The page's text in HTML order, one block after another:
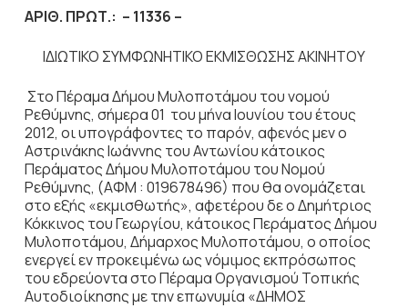
ΑΡΙΘ. ΠΡΩΤ.: – 11336 –
ΙΔΙΩΤΙΚΟ ΣΥΜΦΩΝΗΤΙΚΟ ΕΚΜΙΣΘΩΣΗΣ ΑΚΙΝΗΤΟΥ
Στο Πέραμα Δήμου Μυλοποτάμου του νομού
Ρεθύμνης, σήμερα 01 του μήνα Ιουνίου του έτους
2012, οι υπογράφοντες το παρόν, αφενός μεν ο
Αστρινάκης Ιωάννης του Αντωνίου κάτοικος
Περάματος Δήμου Μυλοποτάμου του Νομού
Ρεθύμνης, (ΑΦΜ : 019678496) που θα ονομάζεται
στο εξής «εκμισθωτής», αφετέρου δε ο Δημήτριος
Κόκκινος του Γεωργίου, κάτοικος Περάματος Δήμου
Μυλοποτάμου, Δήμαρχος Μυλοποτάμου, ο οποίος
ενεργεί εν προκειμένω ως νόμιμος εκπρόσωπος
του εδρεύοντα στο Πέραμα Οργανισμού Τοπικής
Αυτοδιοίκησης με την επωνυμία «ΔΗΜΟΣ